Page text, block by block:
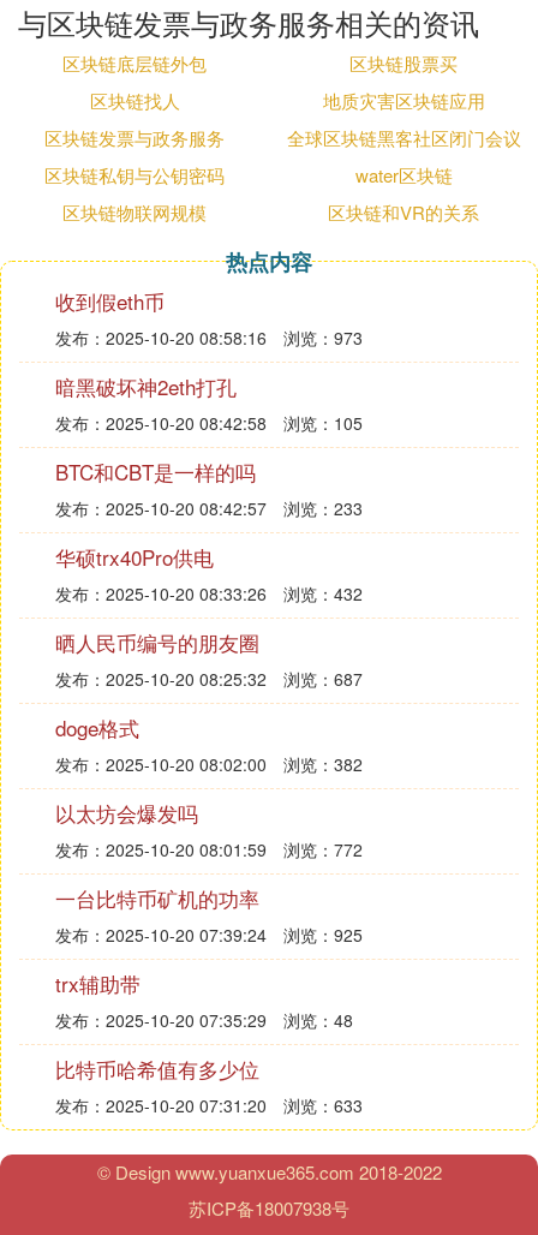
Ⅲ 中国合法的区块链有哪些
中国合法的区块链项目和应用主要集中在联盟链技术
服务、政务与产业应用领域，以下是主流的项目及平
台：
国家级基础设施平台
区块链服务网络（BSN）由国家信息中心牵头联合央
企共建，支持众多合规应用；国家级开放区块链网络
于2024年发布白皮书，聚焦跨境贸易等场景。
头部企业联盟链平台
蚂蚁链是蚂蚁集团旗下的，应用于供应链金融、数字
藏品等领域；腾讯至信链由腾讯联合多方打造，聚焦
实物资产上链和版权保护；网络超级链支撑北京互联
网法院“天平链”电子证据存证；微众银行FISCO BCO
S服务超百家金融机构，主打跨境支付与票据流转。
合规公有链与技术创新
Conflux Network是中国唯一合规公有链，采用混合
共识，与多地和企业合作元宇宙项目。
合规技术与应用项目
司法与政务应用有杭州互联网法院“司法区块链”、北
京互联网法院“天平链”；数字藏品平台如支付宝鲸
探、网络超级链等，支持合规数字艺术品发行与转
赠。
行业应用
金融领域有跨境支付、
用；物流与供应链管理包括食品溯源、物流跟踪；公
共服务与社会治理涵盖电子证据存证、政务服务、数
字身份认证；知识产权与文化涉及著作权保护、数字
文化鉴证；其他领域还有能源交易、医疗数据等应
用。
这些项目均通过国家网信办备案或监管机构认可，聚
焦实体经济与合规场景。
Ⅳ 区块链政务是什么意思啊
区块链政务是通过区块链技术应用于政务管理、公共
服务等领域，提高政府的公信力和服务质量，加强政
府与公民的互动和信任。区块链技术可以保证数据的
不可篡改性，确保政务数据的安全性和透明性，从而
与区块链发票与政务服务相关的资讯
区块链底层链外包
区块链股票买
区块链找人
地质灾害区块链应用
区块链发票与政务服务
全球区块链黑客社区闭门会议
区块链私钥与公钥密码
water区块链
区块链物联网规模
区块链和VR的关系
热点内容
收到假eth币
发布：2025-10-20 08:58:16 浏览：973
暗黑破坏神2eth打孔
发布：2025-10-20 08:42:58 浏览：105
BTC和CBT是一样的吗
发布：2025-10-20 08:42:57 浏览：233
华硕trx40Pro供电
发布：2025-10-20 08:33:26 浏览：432
晒人民币编号的朋友圈
发布：2025-10-20 08:25:32 浏览：687
doge格式
发布：2025-10-20 08:02:00 浏览：382
以太坊会爆发吗
发布：2025-10-20 08:01:59 浏览：772
一台比特币矿机的功率
发布：2025-10-20 07:39:24 浏览：925
trx辅助带
发布：2025-10-20 07:35:29 浏览：48
比特币哈希值有多少位
发布：2025-10-20 07:31:20 浏览：633
© Design www.yuanxue365.com 2018-2022
苏ICP备18007938号